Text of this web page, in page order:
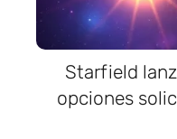
Starfield
opciones